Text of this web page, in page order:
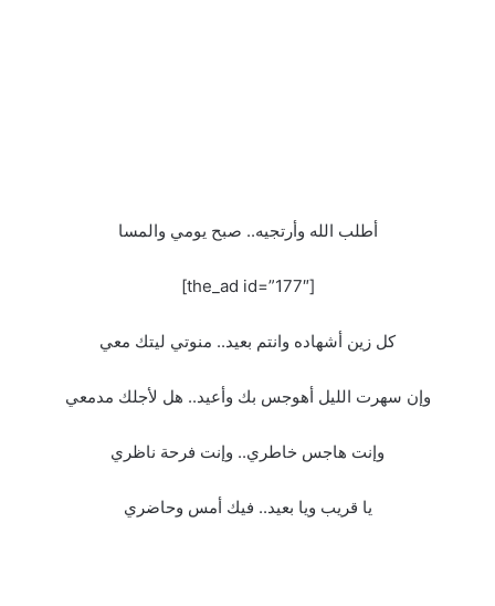
أطلب الله وأرتجيه.. صبح يومي والمسا
[the_ad id=”177″]
كل زين أشهاده وانتم بعيد.. منوتي ليتك معي
وإن سهرت الليل أهوجس بك وأعيد.. هل لأجلك مدمعي
وإنت هاجس خاطري.. وإنت فرحة ناظري
يا قريب ويا بعيد.. فيك أمس وحاضري